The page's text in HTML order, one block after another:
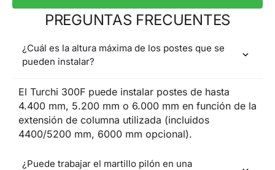
PREGUNTAS FRECUENTES
¿Cuál es la altura máxima de los postes que se
pueden instalar?
El Turchi 300F puede instalar postes de hasta
4.400 mm, 5.200 mm o 6.000 mm en función de la
extensión de columna utilizada (incluidos
4400/5200 mm, 6000 mm opcional).
¿Puede trabajar el martillo pilón en una